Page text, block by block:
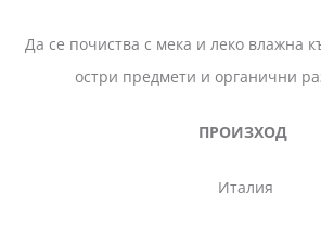
Да се почиства с мека и леко влажна
остри предмети и органични
ПРОИЗХОД
Италия